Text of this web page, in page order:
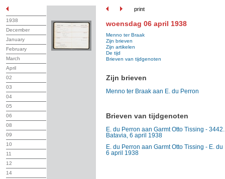
print
1938
December
January
February
March
April
02
03
04
05
06
08
09
10
11
12
14
woensdag 06 april 1938
Menno ter Braak
Zijn brieven
Zijn artikelen
De tijd
Brieven van tijdgenoten
Zijn brieven
Menno ter Braak aan E. du Perron
Brieven van tijdgenoten
E. du Perron aan Garmt Otto Tissing -
Batavia, 6 april 1938
E. du Perron aan Garmt Otto Tissing - E.
6 april 1938